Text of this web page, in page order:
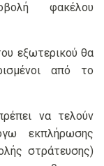
φακέλου
εξωτερικού θα
από το
να τελούν
εκπλήρωσης
στράτευσης)